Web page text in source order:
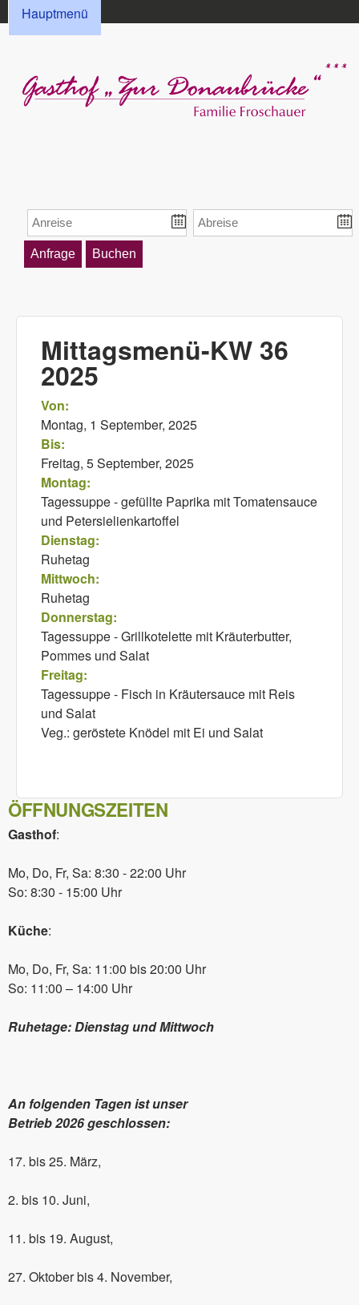
HAUPTMENÜ
Hauptmenü
Donaubrücke“
Froschauer
Mittagsmenü-KW 36
2025
Von:
Montag, 1 September, 2025
Bis:
Freitag, 5 September, 2025
Montag:
Tagessuppe - gefüllte Paprika mit Tomatensauce
und Petersielienkartoffel
Dienstag:
Ruhetag
Mittwoch:
Ruhetag
Donnerstag:
Tagessuppe - Grillkotelette mit Kräuterbutter,
Pommes und Salat
Freitag:
Tagessuppe - Fisch in Kräutersauce mit Reis
und Salat
Veg.: geröstete Knödel mit Ei und Salat
ÖFFNUNGSZEITEN
Gasthof:
Mo, Do, Fr, Sa: 8:30 - 22:00 Uhr
So: 8:30 - 15:00 Uhr
Küche:
Mo, Do, Fr, Sa: 11:00 bis 20:00 Uhr
So: 11:00 – 14:00 Uhr
Ruhetage: Dienstag und Mittwoch
An folgenden Tagen ist unser
Betrieb 2026 geschlossen:
17. bis 25. März,
2. bis 10. Juni,
11. bis 19. August,
27. Oktober bis 4. November,